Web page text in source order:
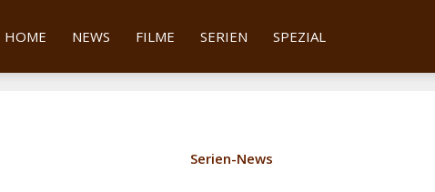
Filmfutter
HOME NEWS FILME SERIEN SPEZIAL
Serien-News